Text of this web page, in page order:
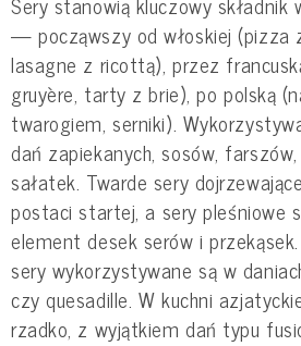
— począwszy od włoskiej (pizza
lasagne z ricottą), przez
gruyère, tarty z brie), po polską
twarogiem, serniki).
dań zapiekanych, sosów,
sałatek. Twarde sery
postaci startej, a sery pleśniowe
element desek serów i
sery wykorzystywane są w
czy quesadille. W kuchni
rzadko, z wyjątkiem dań typu